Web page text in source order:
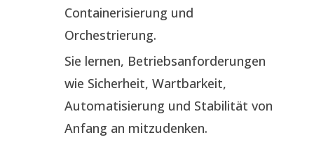
Containerisierung und
Orchestrierung.
Sie lernen, Betriebsanforderungen
wie Sicherheit, Wartbarkeit,
Automatisierung und Stabilität von
Anfang an mitzudenken.